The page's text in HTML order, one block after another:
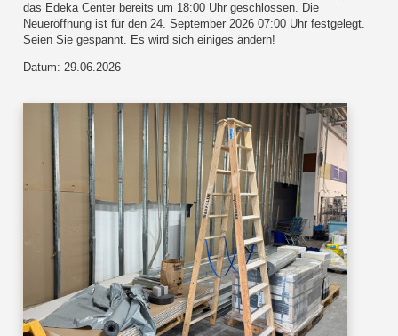
das Edeka Center bereits um 18:00 Uhr geschlossen. Die
Neueröffnung ist für den 24. September 2026 07:00 Uhr festgelegt.
Seien Sie gespannt. Es wird sich einiges ändern!
Datum: 29.06.2026